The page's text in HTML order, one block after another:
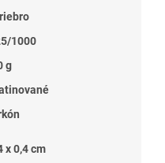
1000
g
x 0,4 cm